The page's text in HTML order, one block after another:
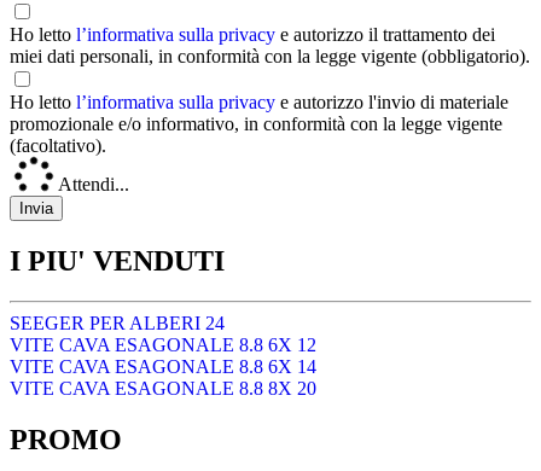
Ho letto l’informativa sulla privacy e autorizzo il trattamento dei
miei dati personali, in conformità con la legge vigente (obbligatorio).
Ho letto l’informativa sulla privacy e autorizzo l'invio di materiale
promozionale e/o informativo, in conformità con la legge vigente
(facoltativo).
Attendi...
I PIU' VENDUTI
SEEGER PER ALBERI 24
VITE CAVA ESAGONALE 8.8 6X 12
VITE CAVA ESAGONALE 8.8 6X 14
VITE CAVA ESAGONALE 8.8 8X 20
PROMO